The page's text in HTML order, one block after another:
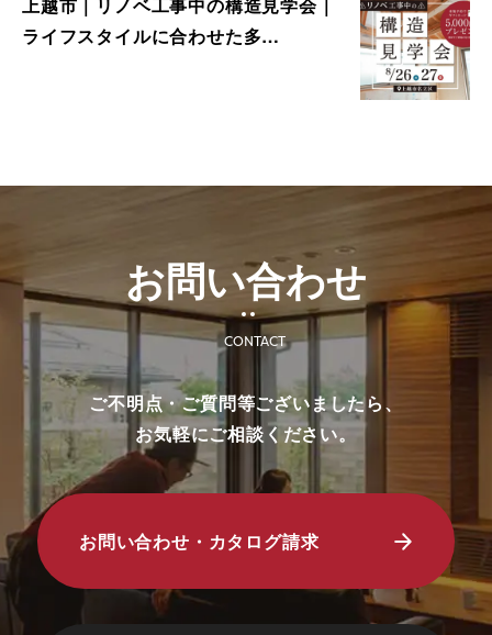
ます。
4. 後日、弊社からプレゼントをメールにて
場いただく方のみ対象とさせていだきま
・弊社での住宅建築やリフォームなどの工
事をご検討されているお客様のみ対象とさ
せていただきます。
・プレゼントは、1名様（1家族様）1回限
りとさせていただきます。
・未成年者様のみのご来場は対象外とさせ
ていただきます。
・弊社のアンケートにご協力していただく
ことが条件となります。
■ 個人情報の取り扱いについて
・ご入力いただきました情報は「
シーポリシー」に従って取り扱われます。
ライフスタイルに合わせた多…
お問い合わせ
CONTACT
ご不明点・ご質問等ございましたら、
お気軽にご相談ください。
お問い合わせ・カタログ請求